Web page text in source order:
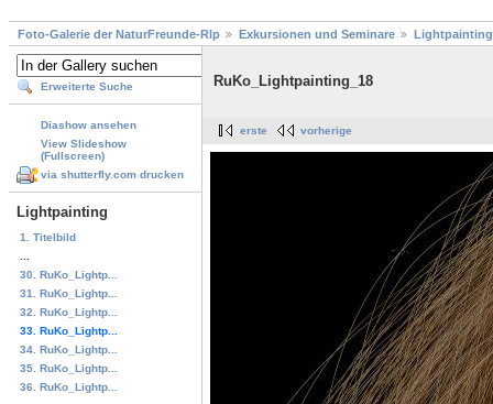
Foto-Galerie der NaturFreunde-Rlp Exkursionen und Seminare Lightpainting
Erweiterte Suche
Diashow ansehen
View Slideshow
(Fullscreen)
via shutterfly.com drucken
Lightpainting
1. Titelbild
30. RuKo_Lightp...
31. RuKo_Lightp...
32. RuKo_Lightp...
33. RuKo_Lightp...
34. RuKo_Lightp...
35. RuKo_Lightp...
36. RuKo_Lightp...
RuKo_Lightpainting_18
erste vorherige